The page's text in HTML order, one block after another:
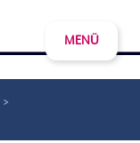
MENÜ
>